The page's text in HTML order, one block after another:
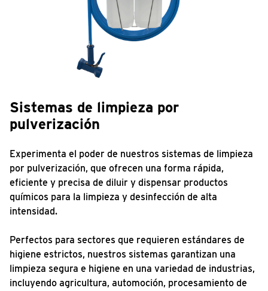
Sistemas de limpieza por
pulverización
Experimenta el poder de nuestros sistemas de limpieza
por pulverización, que ofrecen una forma rápida,
eficiente y precisa de diluir y dispensar productos
químicos para la limpieza y desinfección de alta
intensidad.
Perfectos para sectores que requieren estándares de
higiene estrictos, nuestros sistemas garantizan una
limpieza segura e higiene en una variedad de industrias,
incluyendo agricultura, automoción, procesamiento de